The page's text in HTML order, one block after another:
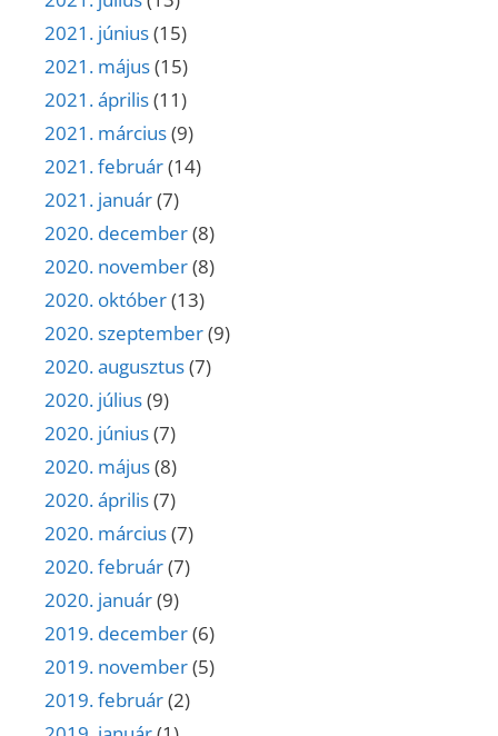
2021. június(15)
2021. május(15)
2021. április(11)
2021. március(9)
2021. február(14)
2021. január(7)
2020. december(8)
2020. november(8)
2020. október(13)
2020. szeptember(9)
2020. augusztus(7)
2020. július(9)
2020. június(7)
2020. május(8)
2020. április(7)
2020. március(7)
2020. február(7)
2020. január(9)
2019. december(6)
2019. november(5)
2019. február(2)